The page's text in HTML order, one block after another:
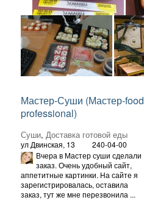
Мастер-Суши (Мастер-food
professional)
Суши, Доставка готовой еды
ул Двинская, 13 240-04-00
Вчера в Мастер суши сделали
заказ. Очень удобный сайт,
аппетитные картинки. На сайте я
зарегистрировалась, оставила
заказ, тут же мне перезвонила ...